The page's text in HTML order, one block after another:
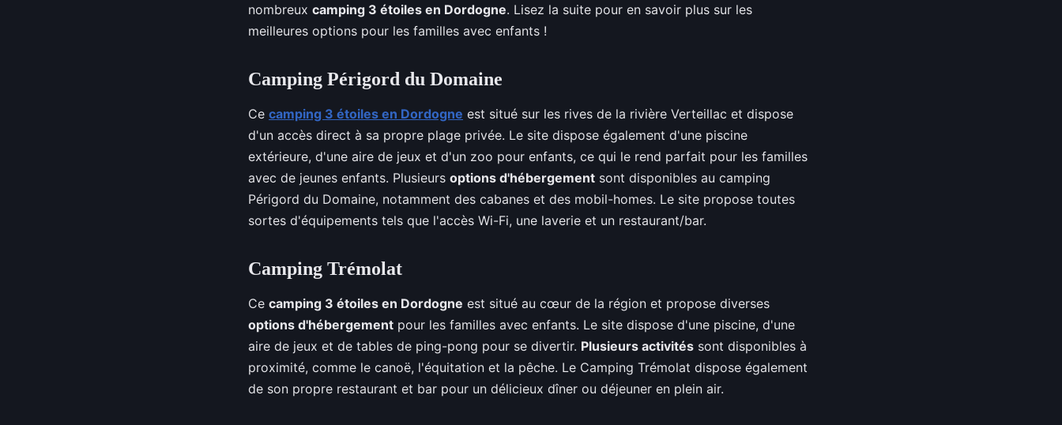
nombreux camping 3 étoiles en Dordogne. Lisez la suite pour en savoir plus sur les
meilleures options pour les familles avec enfants !
Camping Périgord du Domaine
Ce camping 3 étoiles en Dordogne est situé sur les rives de la rivière Verteillac et dispose
d'un accès direct à sa propre plage privée. Le site dispose également d'une piscine
extérieure, d'une aire de jeux et d'un zoo pour enfants, ce qui le rend parfait pour les familles
avec de jeunes enfants. Plusieurs options d'hébergement sont disponibles au camping
Périgord du Domaine, notamment des cabanes et des mobil-homes. Le site propose toutes
sortes d'équipements tels que l'accès Wi-Fi, une laverie et un restaurant/bar.
Camping Trémolat
Ce camping 3 étoiles en Dordogne est situé au cœur de la région et propose diverses
options d'hébergement pour les familles avec enfants. Le site dispose d'une piscine, d'une
aire de jeux et de tables de ping-pong pour se divertir. Plusieurs activités sont disponibles à
proximité, comme le canoë, l'équitation et la pêche. Le Camping Trémolat dispose également
de son propre restaurant et bar pour un délicieux dîner ou déjeuner en plein air.